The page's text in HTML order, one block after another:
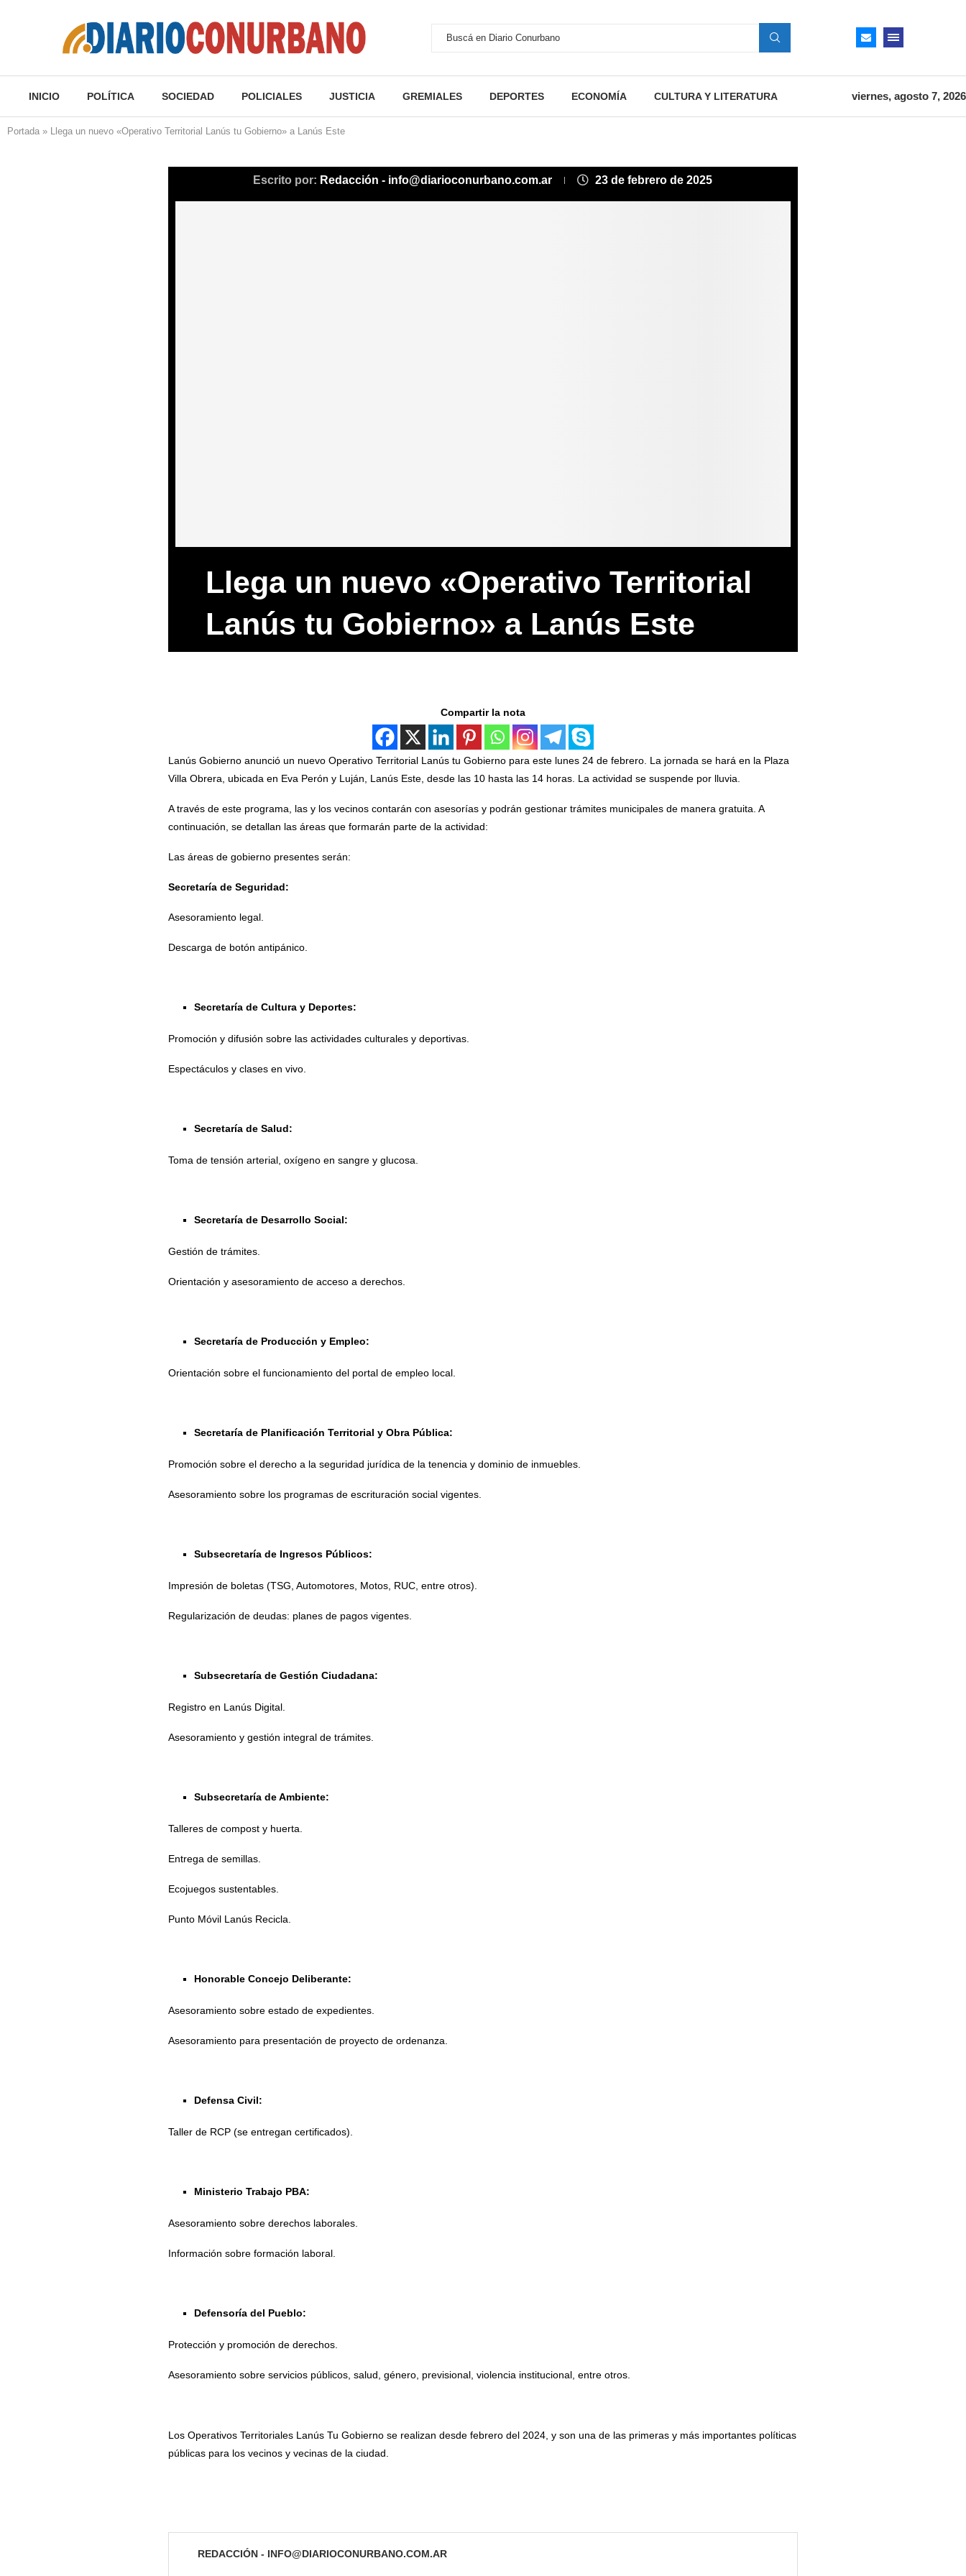
INICIO POLÍTICA SOCIEDAD POLICIALES JUSTICIA GREMIALES DEPORTES ECONOMÍA CULTURA Y LITERATURA viernes, agosto 7, 2026
Portada » Llega un nuevo «Operativo Territorial Lanús tu Gobierno» a Lanús Este
Escrito por: Redacción - info@diarioconurbano.com.ar 23 de febrero de 2025
Llega un nuevo «Operativo Territorial
Lanús tu Gobierno» a Lanús Este
Compartir la nota
Lanús Gobierno anunció un nuevo Operativo Territorial Lanús tu Gobierno para este lunes 24 de febrero. La jornada se hará en la Plaza
Villa Obrera, ubicada en Eva Perón y Luján, Lanús Este, desde las 10 hasta las 14 horas. La actividad se suspende por lluvia.
A través de este programa, las y los vecinos contarán con asesorías y podrán gestionar trámites municipales de manera gratuita. A
continuación, se detallan las áreas que formarán parte de la actividad:
Las áreas de gobierno presentes serán:
Secretaría de Seguridad:
Asesoramiento legal.
Descarga de botón antipánico.
Secretaría de Cultura y Deportes:
Promoción y difusión sobre las actividades culturales y deportivas.
Espectáculos y clases en vivo.
Secretaría de Salud:
Toma de tensión arterial, oxígeno en sangre y glucosa.
Secretaría de Desarrollo Social:
Gestión de trámites.
Orientación y asesoramiento de acceso a derechos.
Secretaría de Producción y Empleo:
Orientación sobre el funcionamiento del portal de empleo local.
Secretaría de Planificación Territorial y Obra Pública:
Promoción sobre el derecho a la seguridad jurídica de la tenencia y dominio de inmuebles.
Asesoramiento sobre los programas de escrituración social vigentes.
Subsecretaría de Ingresos Públicos:
Impresión de boletas (TSG, Automotores, Motos, RUC, entre otros).
Regularización de deudas: planes de pagos vigentes.
Subsecretaría de Gestión Ciudadana:
Registro en Lanús Digital.
Asesoramiento y gestión integral de trámites.
Subsecretaría de Ambiente:
Talleres de compost y huerta.
Entrega de semillas.
Ecojuegos sustentables.
Punto Móvil Lanús Recicla.
Honorable Concejo Deliberante:
Asesoramiento sobre estado de expedientes.
Asesoramiento para presentación de proyecto de ordenanza.
Defensa Civil:
Taller de RCP (se entregan certificados).
Ministerio Trabajo PBA:
Asesoramiento sobre derechos laborales.
Información sobre formación laboral.
Defensoría del Pueblo:
Protección y promoción de derechos.
Asesoramiento sobre servicios públicos, salud, género, previsional, violencia institucional, entre otros.
Los Operativos Territoriales Lanús Tu Gobierno se realizan desde febrero del 2024, y son una de las primeras y más importantes políticas
públicas para los vecinos y vecinas de la ciudad.
REDACCIÓN - INFO@DIARIOCONURBANO.COM.AR